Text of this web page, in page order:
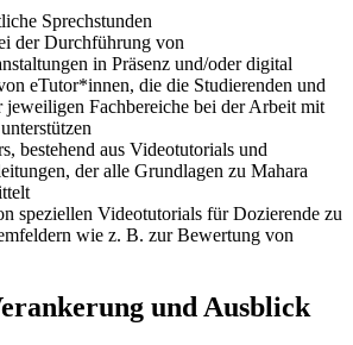
Sprechstunden
der Durchführung von
in Präsenz und/oder digital
eTutor*innen, die die Studierenden und
jeweiligen Fachbereiche bei der Arbeit mit
bestehend aus Videotutorials und
der alle Grundlagen zu Mahara
speziellen Videotutorials für Dozierende zu
wie z. B. zur Bewertung von
und Ausblick